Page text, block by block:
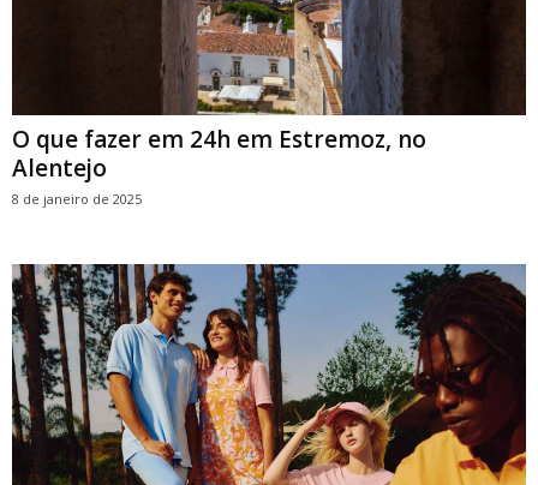
O que fazer em 24h em Estremoz, no
Alentejo
8 de janeiro de 2025